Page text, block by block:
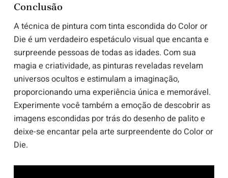
Conclusão
A técnica de pintura com tinta escondida do Color or
Die é um verdadeiro espetáculo visual que encanta e
surpreende pessoas de todas as idades. Com sua
magia e criatividade, as pinturas reveladas revelam
universos ocultos e estimulam a imaginação,
proporcionando uma experiência única e memorável.
Experimente você também a emoção de descobrir as
imagens escondidas por trás do desenho de palito e
deixe-se encantar pela arte surpreendente do Color or
Die.